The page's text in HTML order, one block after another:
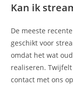
Kan ik
De meeste
geschikt voor
omdat het wat
realiseren.
contact met ons